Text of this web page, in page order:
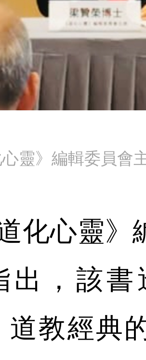
心靈》編輯委員會
化心靈》
出，該
道教經典